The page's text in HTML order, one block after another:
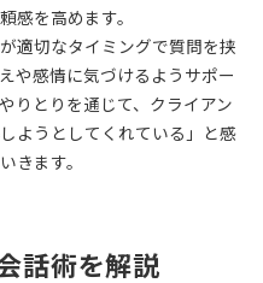
感を高めます。
適切なタイミングで質問を挟
や感情に気づけるようサポー
りとりを通じて、クライアン
ようとしてくれている」と感
きます。
話術を解説